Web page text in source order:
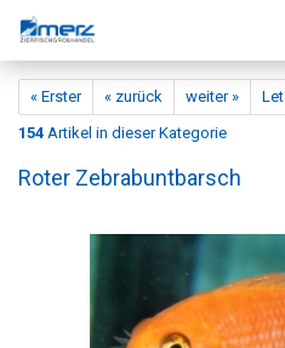
« Erster « zurück weiter »
154 Artikel in dieser Kategorie
Roter Zebrabuntbarsch